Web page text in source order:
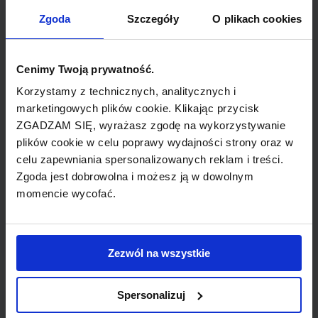
Zgoda Szczegóły O plikach cookies
Cenimy Twoją prywatność.
Korzystamy z technicznych, analitycznych i
marketingowych plików cookie. Klikając przycisk
ZGADZAM SIĘ, wyrażasz zgodę na wykorzystywanie
plików cookie w celu poprawy wydajności strony oraz w
celu zapewniania spersonalizowanych reklam i treści.
Zgoda jest dobrowolna i możesz ją w dowolnym
momencie wycofać.
Zezwól na wszystkie
Spersonalizuj
Siedziba
Flota
Boeing 737-800
Typ linii
Informacje o linii SunExpress